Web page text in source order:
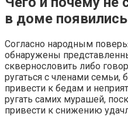
в доме
Согласно народным
обнаружены
сквернословить либо
ругаться с членами семьи,
привести к бедам и
ругать самих мурашей,
привести к снижению